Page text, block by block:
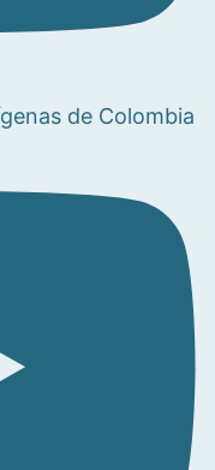
de Colombia